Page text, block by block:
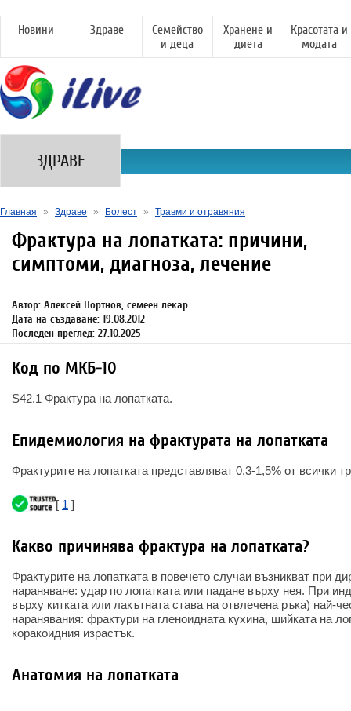
Новини Здраве
Семейство
и деца
Хранене и
диета
Красотата и
модата
ЗДРАВЕ
Главная » Здраве » Болест » Травми и отравяния
Фрактура на лопатката: причини,
симптоми, диагноза, лечение
Автор: Алексей Портнов, семеен лекар
Дата на създаване: 19.08.2012
Последен преглед: 27.10.2025
Код по МКБ-10
S42.1 Фрактура на лопатката.
Епидемиология на фрактурата на лопатката
Фрактурите на лопатката представляват 0,3-1,5% от всички
[ 1 ]
Какво причинява фрактура на лопатката?
Фрактурите на лопатката в повечето случаи възникват при
нараняване: удар по лопатката или падане върху нея. При
върху китката или лакътната става на отвлечена ръка) най-
наранявания: фрактури на гленоидната кухина, шийката на
коракоидния израстък.
Анатомия на лопатката